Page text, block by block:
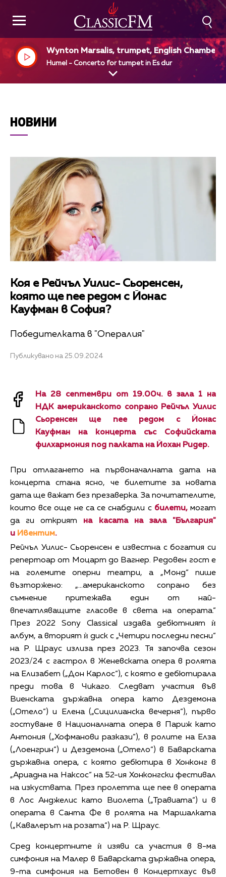
Wynton Marsalis, trumpet, English Chamber
chestra, Raymond Leppard, dir
Humel - Concerto for tumpet in Es dur
НОВИНИ
Коя е Рейчъл Уилис- Сьоренсен,
която ще пее редом с Йонас
Кауфман в София?
Победителката в "Опералия"
Публикувано на 25.09.2024
На 28 септември от 19.00ч. в зала 1 на
НДК американското сопрано Рейчъл Уилис
Сьоренсен ще пее редом с Йонас
Кауфман на концерта със Софийската
филхармония под палката на Йохан Ридер.
При отлагането на първоначалната дата на
концерта стана ясно, че билетите за новата
дата ще важат без презаверка. За почитателите,
които все още не са се снабдили с билети,могат
да ги открият на касата на зала "България"
и Ивентим.
Рейчъл Уилис- Сьоренсен е известна с богатия си
репертоар от Моцарт до Вагнер. Редовен гост e
на големите оперни театри, а „Монд“ пише
възторжено: „…американското сопрано без
съмнение притежава един от най-
впечатляващите гласове в света на операта.“
През 2022 Sony Classical издава дебютният ѝ
албум, а вторият ѝ диск с „Четири последни песни“
на Р. Щраус излиза през 2023. Тя започва сезон
2023/24 с гастрол в Женевската опера в ролята
на Елизабет („Дон Карлос“), с която е дебютирала
преди това в Чикаго. Следват участия във
Виенската държавна опера като Дездемона
(„Отело“) и Елена („Сицилианска вечерня“), първо
гостуване в Националната опера в Париж като
Антония („Хофманови разкази“), в ролите на Елза
(„Лоенгрин“) и Дездемона („Отело“) в Баварската
държавна опера, с която дебютира в Хонконг в
„Ариадна на Наксос“ на 52-ия Хонконгски фестивал
на изкуствата. През пролетта ще пее в операта
в Лос Анджелис като Виолета („Травиата“) и в
операта в Санта Фе в ролята на Маршалката
(„Кавалерът на розата“) на Р. Щраус.
Сред концертните ѝ изяви са участия в 8-ма
симфония на Малер в Баварската държавна опера,
9-та симфония на Бетовен в Концертхаус във